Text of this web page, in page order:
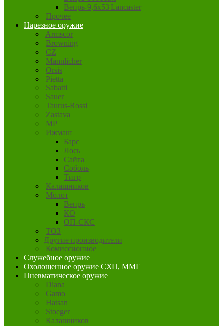
Вепрь-9,6х53 Lancaster
Прочее
Нарезное оружие
Armscor
Browning
CZ
Mannlicher
Orsis
Pietta
Sabatti
Sauer
Taurus-Rossi
Zastava
MP
Ижмаш
Барс
Лось
Сайга
Соболь
Тигр
Калашников
Молот
Вепрь
КО
ОП-СКС
ТОЗ
Другие производители
Комиссионное
Служебное оружие
Охолощенное оружие СХП, ММГ
Пневматическое оружие
Diana
Gamo
Hatsan
Stoeger
Калашников